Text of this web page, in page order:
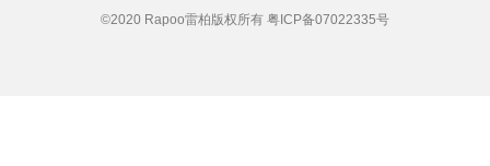
©2020 Rapoo雷柏版权所有 粤ICP备07022335号